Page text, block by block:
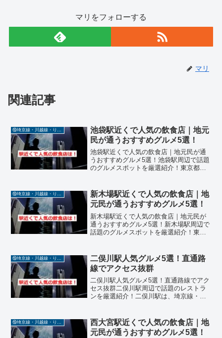
マリをフォローする
マリ
関連記事
池袋駅近くで人気の飲食店｜地元
民が通うおすすめグルメ5選！
池袋駅近くで人気の飲食店｜地元民が通
うおすすめグルメ5選！池袋駅周辺で話題
のグルメスポットを厳選紹介！東京都豊
大ターミナル駅で、東口・西口ともに商
業施設や飲食店が密集す...
⑲埼京線・川越線・りんかい線・相鉄線直通
新木場駅近くで人気の飲食店｜地
元民が通うおすすめグルメ5選！
新木場駅近くで人気の飲食店｜地元民が
通うおすすめグルメ5選！新木場駅周辺で
話題のグルメスポットを厳選紹介！東京
入れる湾岸エリアの交通拠点です。駅周
辺にはオフィスや倉庫が多...
二俣川駅人気グルメ5選！直通路
線でアクセス抜群
二俣川駅人気グルメ5選！直通路線でアク
セス抜群二俣川駅周辺で話題のレストラ
ンを厳選紹介！二俣川駅は、埼京線・川
す。駅周辺には、地元民にも観光客にも
愛される飲食店が多数存在...
西大宮駅近くで人気の飲食店｜地
元民が通うおすすめグルメ5選！